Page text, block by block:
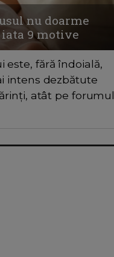
nu doarme
iata 9 motive
este, fără îndoială,
intens dezbătute
atât pe forumul